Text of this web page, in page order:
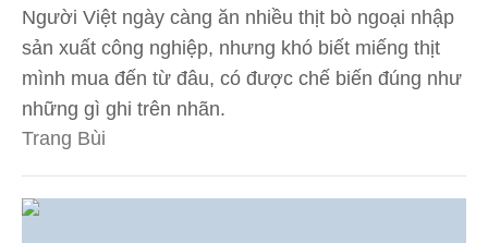
Người Việt ngày càng ăn nhiều thịt bò ngoại nhập
sản xuất công nghiệp, nhưng khó biết miếng thịt
mình mua đến từ đâu, có được chế biến đúng như
những gì ghi trên nhãn.
Trang Bùi